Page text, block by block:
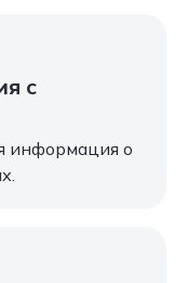
с
информация о